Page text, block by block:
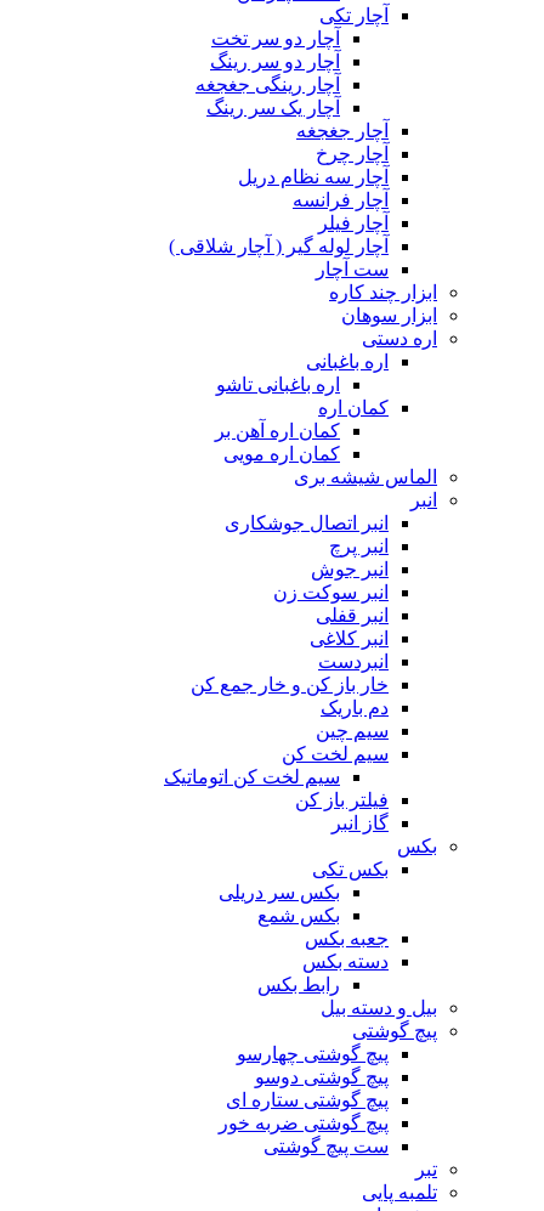
آچار تکی
آچار دو سر تخت
آچار دو سر رینگ
آچار رینگی جغجغه
آچار یک سر رینگ
آچار جغجغه
آچار چرخ
آچار سه نظام دریل
آچار فرانسه
آچار فیلر
آچار لوله گیر ( آچار شلاقی )
ست آچار
ابزار چند کاره
ابزار سوهان
اره دستی
اره باغبانی
اره باغبانی تاشو
کمان اره
کمان اره آهن بر
کمان اره مویی
الماس شیشه بری
انبر
انبر اتصال جوشکاری
انبر پرچ
انبر جوش
انبر سوکت زن
انبر قفلی
انبر کلاغی
انبردست
خار باز کن و خار جمع کن
دم باریک
سیم چین
سیم لخت کن
سیم لخت کن اتوماتیک
فیلتر باز کن
گاز انبر
بکس
بکس تکی
بکس سر دریلی
بکس شمع
جعبه بکس
دسته بکس
رابط بکس
بیل و دسته بیل
پیچ گوشتی
پیچ گوشتی چهارسو
پیچ گوشتی دوسو
پیچ گوشتی ستاره‌ ای
پیچ گوشتی ضربه خور
ست پیچ گوشتی
تبر
تلمبه پایی